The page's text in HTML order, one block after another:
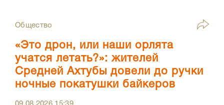
Общество
«Это дрон, или наши орлята
учатся летать?»: жителей
Средней Ахтубы довели до ручки
ночные покатушки байкеров